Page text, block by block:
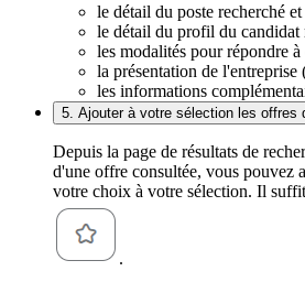
le détail du poste recherché
le détail du profil du candidat
les modalités pour répondre
la présentation de l'entreprise
les informations
5. Ajouter à votre sélection les offres
Depuis la page de résultats de
d'une offre consultée, vous pouvez
votre choix à votre sélection. Il
.